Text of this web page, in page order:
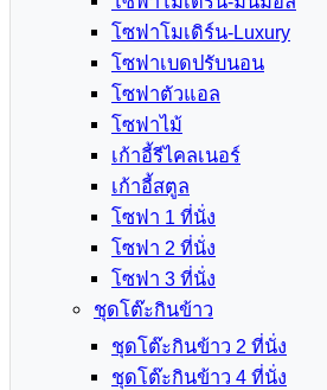
โซฟาโมเดิร์น-Luxury
โซฟาเบดปรับนอน
โซฟาตัวแอล
โซฟาไม้
เก้าอี้รีไคลเนอร์
เก้าอี้สตูล
โซฟา 1 ที่นั่ง
โซฟา 2 ที่นั่ง
โซฟา 3 ที่นั่ง
ชุดโต๊ะกินข้าว
ชุดโต๊ะกินข้าว 2 ที่นั่ง
ชุดโต๊ะกินข้าว 4 ที่นั่ง